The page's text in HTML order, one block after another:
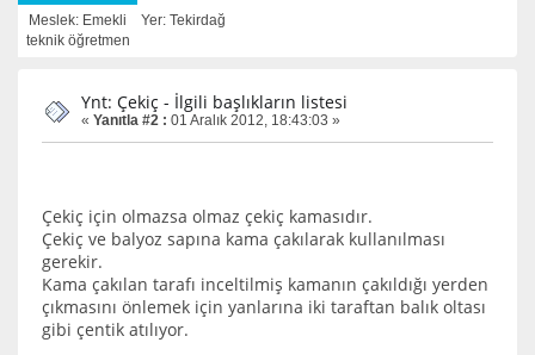
Meslek: Emekli
teknik öğretmen
Yer: Tekirdağ
Ynt: Çekiç - İlgili başlıkların listesi
« Yanıtla #2 : 01 Aralık 2012, 18:43:03 »
Çekiç için olmazsa olmaz çekiç kamasıdır.
Çekiç ve balyoz sapına kama çakılarak kullanılması
gerekir.
Kama çakılan tarafı inceltilmiş kamanın çakıldığı yerden
çıkmasını önlemek için yanlarına iki taraftan balık oltası
gibi çentik atılıyor.